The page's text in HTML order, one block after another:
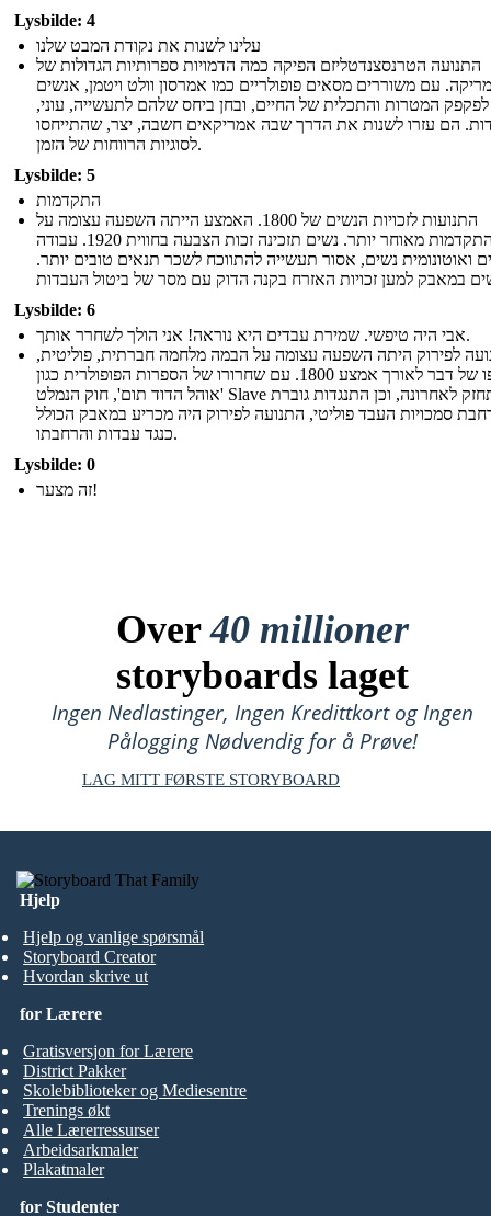
Lysbilde: 4
עלינו לשנות את נקודת המבט שלנו
התנועה הטרנסצנדטליזם הפיקה כמה הדמויות ספרותיות הגדולות של
עם משוררים מסאים פופולריים כמו אמרסון וולט ויטמן, אנשים
המטרות והתכלית של החיים, ובחן ביחס שלהם לתעשייה, עוני,
הם עזרו לשנות את הדרך שבה אמריקאים חשבה, יצר, שהתייחסו
לסוגיות הרווחות של הזמן.
Lysbilde: 5
התקדמות
התנועות לזכויות הנשים של 1800. האמצע הייתה השפעה עצומה על
התקדמות מאוחר יותר. נשים תזכינה זכות הצבעה בחווית 1920. עבודה
ואוטונומית נשים, אסור תעשייה להתווכח לשכר תנאים טובים יותר.
Lysbilde: 6
אבי היה טיפשי. שמירת עבדים היא נוראה! אני הולך לשחרר אותך.
לפירוק היתה השפעה עצומה על הבמה מלחמה חברתית, פוליטית,
בסופו של דבר לאורך אמצע 1800. עם שחרורו של הספרות הפופולרית כגון
'אוהל הדוד תום', חוק הנמלט Slave התחזק לאחרונה, וכן התנגדות גוברת
סמכויות העבד פוליטי, התנועה לפירוק היה מכריע במאבק הכולל
כנגד עבדות והרחבתו.
Lysbilde: 0
זה מצער!
Over40 millioner
storyboards laget
Ingen Nedlastinger, Ingen Kredittkort og Ingen
Pålogging Nødvendig for å Prøve!
LAG MITT FØRSTE STORYBOARD
Hjelp
Hjelp og vanlige spørsmål
Storyboard Creator
Hvordan skrive ut
for Studenter
for Lærere
Gratisversjon for Lærere
District Pakker
Skolebiblioteker og Mediesentre
Trenings økt
Alle Lærerressurser
Arbeidsarkmaler
Plakatmaler